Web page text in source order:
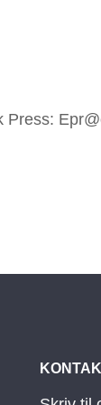
Press: